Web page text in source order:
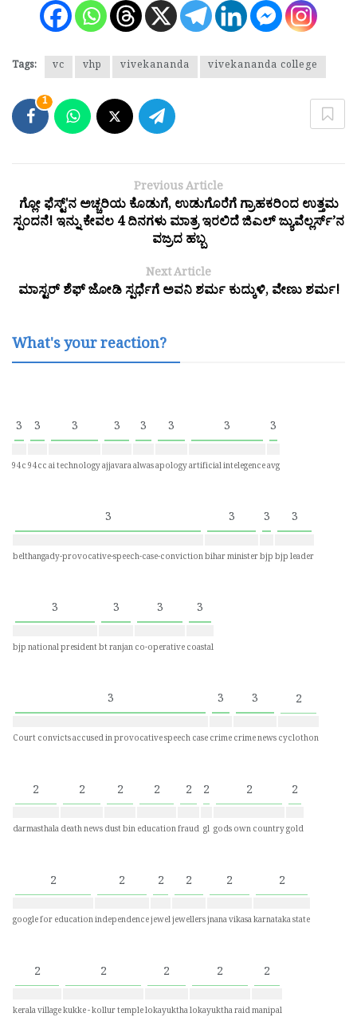
Tags: vc vhp vivekananda vivekananda college
1
Previous Article
ಗ್ಲೋ ಫೆಸ್ಟ್'ನ ಅಚ್ಚರಿಯ ಕೊಡುಗೆ, ಉಡುಗೊರೆಗೆ ಗ್ರಾಹಕರಿಂದ ಉತ್ತಮ
ಸ್ಪಂದನೆ! ಇನ್ನು ಕೇವಲ 4 ದಿನಗಳು ಮಾತ್ರ ಇರಲಿದೆ ಜಿಎಲ್ ಜ್ಯುವೆಲ್ಲರ್ಸ್’ನ
ವಜ್ರದ ಹಬ್ಬ
Next Article
ಮಾಸ್ಟರ್ ಶೆಫ್ ಜೋಡಿ ಸ್ಪರ್ಧೆಗೆ ಅವನಿ ಶರ್ಮ ಕುದ್ಕುಳಿ, ವೇಣು ಶರ್ಮ!
What's your reaction?
3
94c
3
94cc
3
ai technology
3
ajjavara
3
alwas
3
apology
3
artificial intelegence
3
avg
3
belthangady-provocative-speech-case-conviction
3
bihar minister
3
bjp
3
bjp leader
3
bjp national president
3
bt ranjan
3
co-operative
3
coastal
3
Court convicts accused in provocative speech case
3
crime
3
crime news
2
cyclothon
2
darmasthala
2
death news
2
dust bin
2
education
2
fraud
2
gl
2
gods own country
2
gold
2
google for education
2
independence
2
jewel
2
jewellers
2
jnana vikasa
2
karnataka state
2
kerala village
2
kukke - kollur temple
2
lokayuktha
2
lokayuktha raid
2
manipal